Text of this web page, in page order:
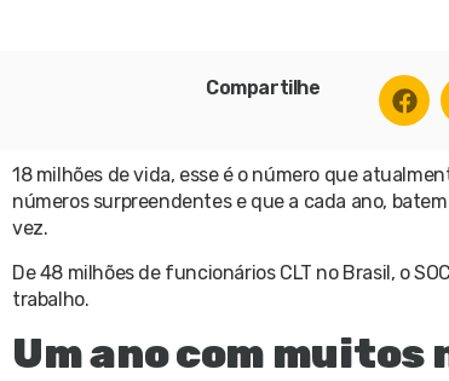
Compartilhe
18 milhões de vida, esse é o número que
números surpreendentes e que a cada ano,
vez.
De 48 milhões de funcionários CLT no Brasil, o
trabalho.
Um ano com